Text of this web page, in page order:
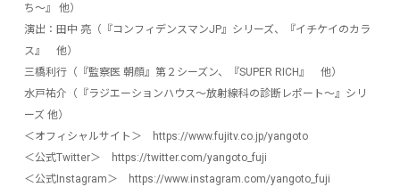
ち～』 他）
演出：田中 亮（『コンフィデンスマンJP』シリーズ、『イチケイのカラ
ス』 他）
三橋利行（『監察医 朝顔』第２シーズン、『SUPER RICH』 他）
水戸祐介（『ラジエーションハウス～放射線科の診断レポート～』シリ
ーズ 他）
＜オフィシャルサイト＞ https://www.fujitv.co.jp/yangoto
＜公式Twitter＞ https://twitter.com/yangoto_fuji
＜公式Instagram＞ https://www.instagram.com/yangoto_fuji